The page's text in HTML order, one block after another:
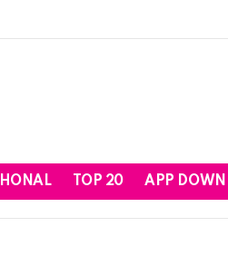
TOP 20 APP